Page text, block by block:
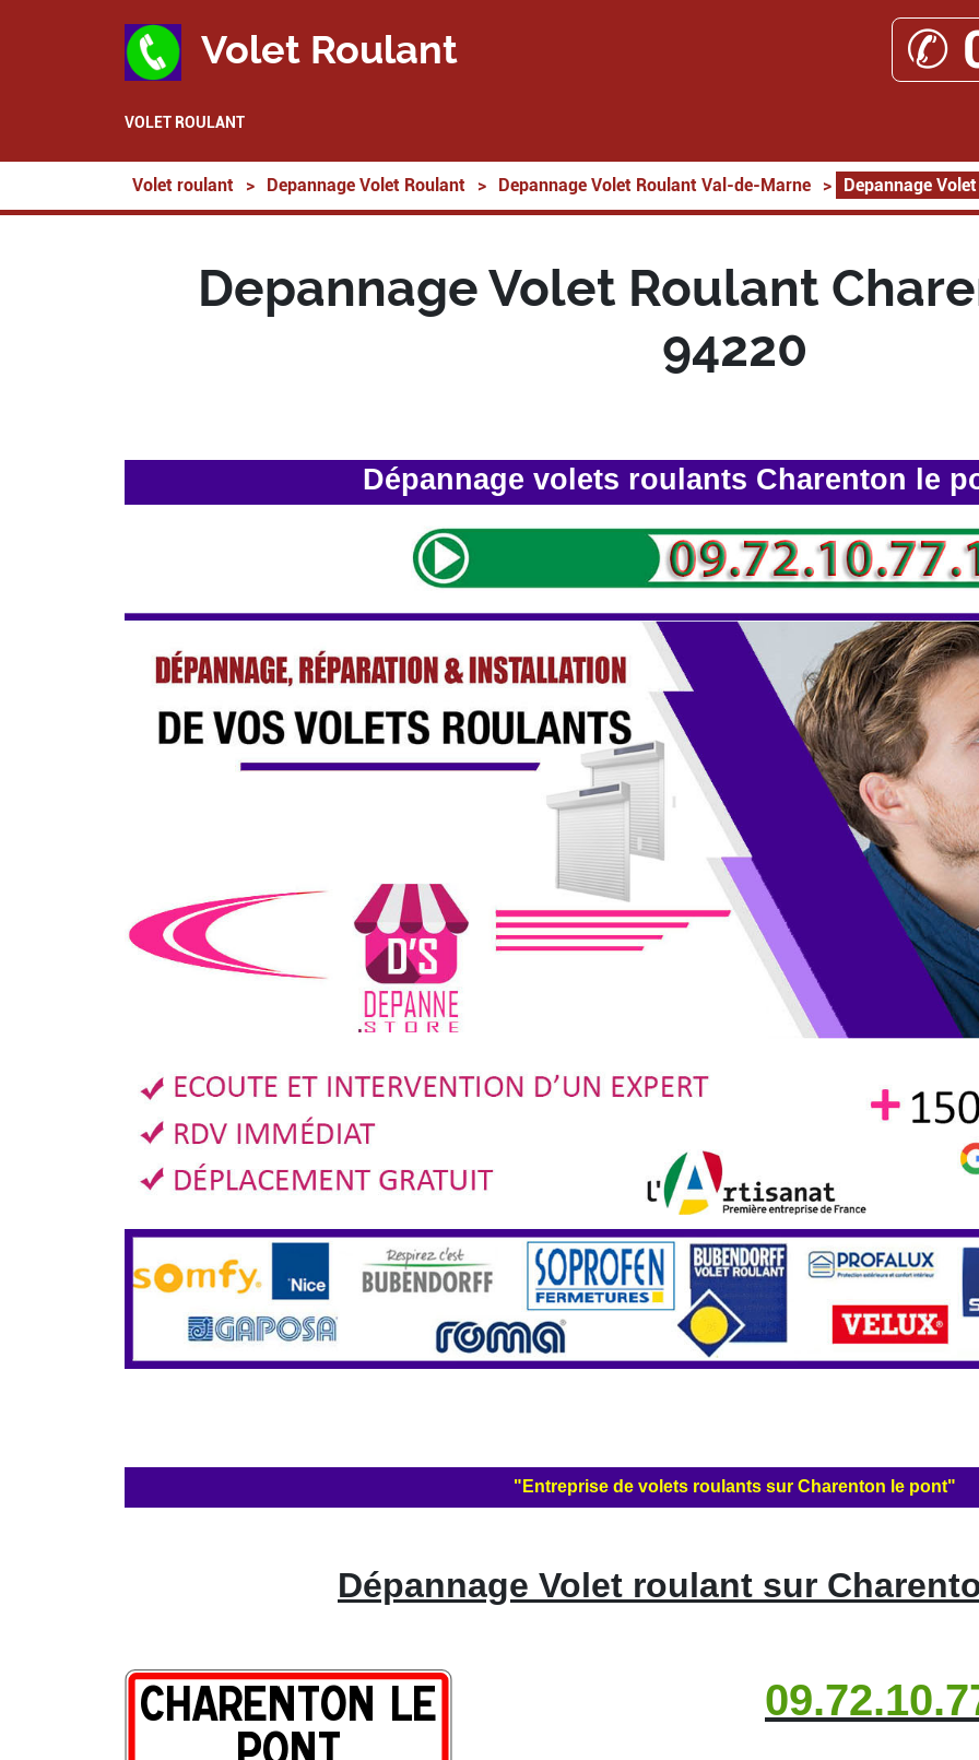
Volet Roulant ✆
VOLET ROULANT
Volet roulant > Depannage Volet Roulant > Depannage Volet Roulant Val-de-Marne > Depannage
Depannage Volet Roulant
94220
Dépannage volets roulants Charenton le
"Entreprise de volets roulants sur Charenton le pont"
Dépannage Volet roulant sur